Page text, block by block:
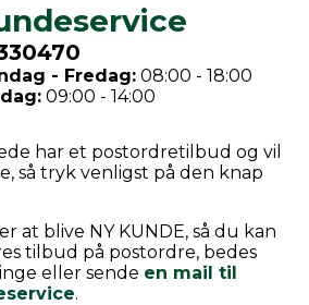
- Fredag:08:00 - 18:00
09:00 - 14:00
har et postordretilbud og vil
så tryk venligst på den knap
at blive NY KUNDE, så du kan
tilbud på postordre, bedes
eller sende en mail til
.